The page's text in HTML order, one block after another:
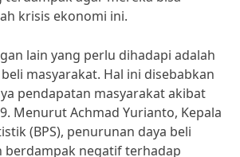
krisis ekonomi ini.
lain yang perlu dihadapi adalah
masyarakat. Hal ini disebabkan
pendapatan masyarakat akibat
Menurut Achmad Yurianto, Kepala
(BPS), penurunan daya beli
berdampak negatif terhadap